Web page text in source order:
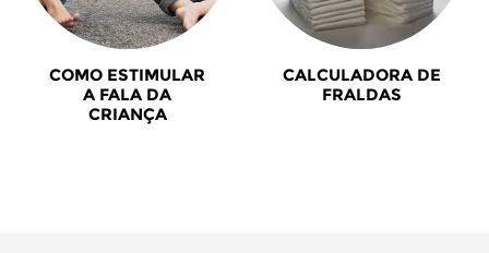
COMO ESTIMULAR
A FALA DA
CRIANÇA
CALCULADORA DE
FRALDAS